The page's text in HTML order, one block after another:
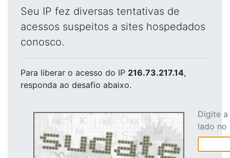
Seu IP fez diversas tentativas de
acessos suspeitos a sites hospedados
conosco.
Para liberar o acesso do IP 216.73.217.14,
responda ao desafio abaixo.
Digite
lado no